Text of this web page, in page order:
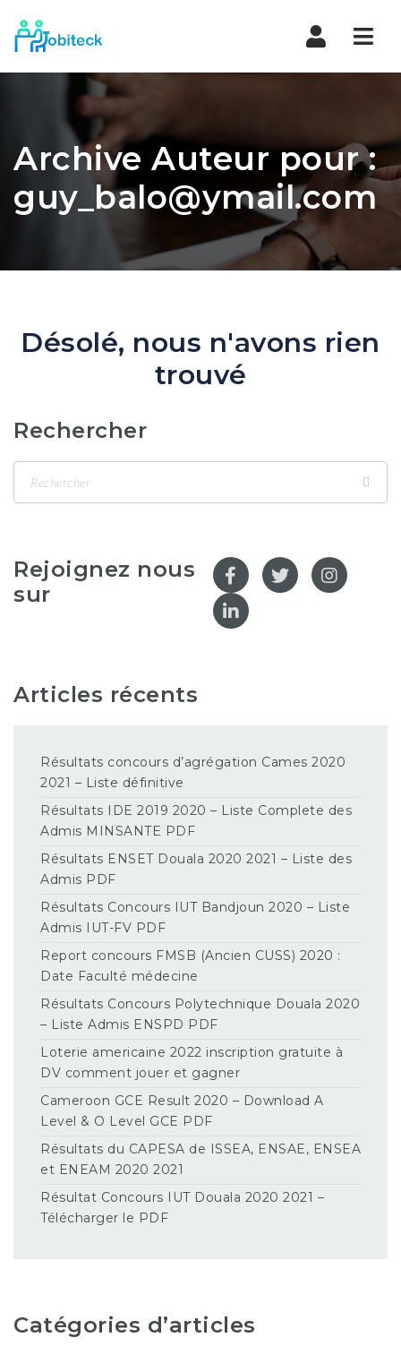
Archive Auteur pour :
guy_balo@ymail.com
Désolé, nous n'avons rien
trouvé
Rechercher
Rejoignez nous
sur
Articles récents
Résultats concours d’agrégation Cames 2020
2021 – Liste définitive
Résultats IDE 2019 2020 – Liste Complete des
Admis MINSANTE PDF
Résultats ENSET Douala 2020 2021 – Liste des
Admis PDF
Résultats Concours IUT Bandjoun 2020 – Liste
Admis IUT-FV PDF
Report concours FMSB (Ancien CUSS) 2020 :
Date Faculté médecine
Résultats Concours Polytechnique Douala 2020
– Liste Admis ENSPD PDF
Loterie americaine 2022 inscription gratuite à
DV comment jouer et gagner
Cameroon GCE Result 2020 – Download A
Level & O Level GCE PDF
Résultats du CAPESA de ISSEA, ENSAE, ENSEA
et ENEAM 2020 2021
Résultat Concours IUT Douala 2020 2021 –
Télécharger le PDF
Catégories d’articles